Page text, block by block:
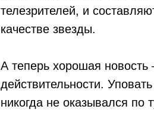
телезрителей, и
качестве звезды.
А теперь хорошая новость
действительности.
никогда не оказывался по